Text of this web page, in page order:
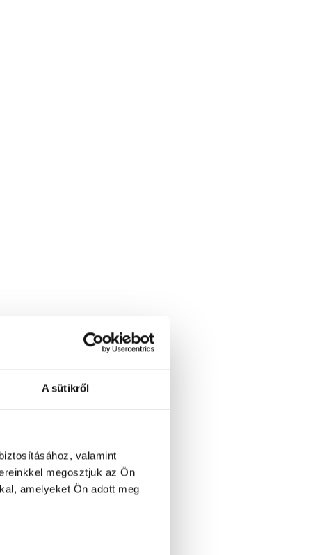
A sütikről
valamint
megosztjuk az Ön
amelyeket Ön adott meg